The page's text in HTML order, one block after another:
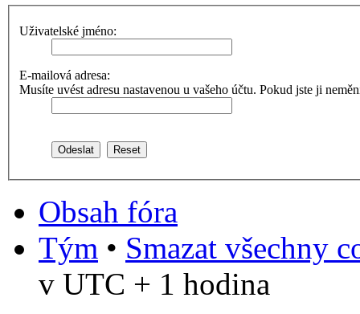
Uživatelské jméno:
E-mailová adresa:
Musíte uvést adresu nastavenou u vašeho účtu. Pokud jste ji
Obsah fóra
Tým • Smazat všechny
v UTC + 1 hodina